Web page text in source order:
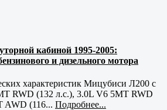
кабиной 1995-2005:
и дизельного мотора
характеристик Мицубиси Л200 с
RWD (132 л.с.), 3.0L V6 5MT RWD
AWD (116... Подробнее...